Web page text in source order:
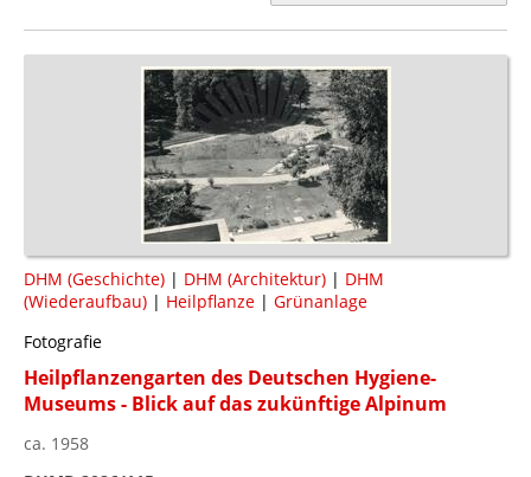
DHM (Geschichte) | DHM (Architektur) | DHM
(Wiederaufbau) | Heilpflanze | Grünanlage
Fotografie
Heilpflanzengarten des Deutschen Hygiene-
Museums - Blick auf das zukünftige Alpinum
ca. 1958